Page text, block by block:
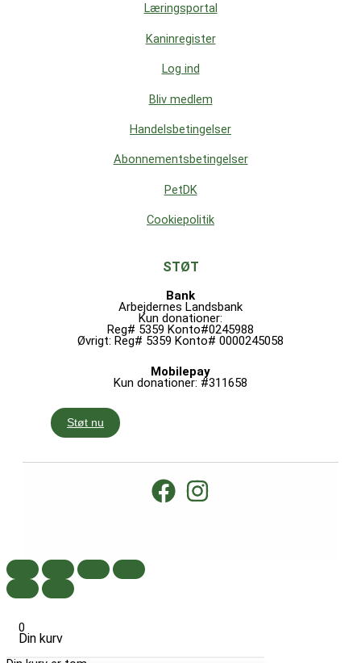
Læringsportal
Kaninregister
Log ind
Bliv medlem
Handelsbetingelser
Abonnementsbetingelser
PetDK
Cookiepolitik
STØT
Bank
Arbejdernes Landsbank
Kun donationer:
Reg# 5359 Konto#0245988
Øvrigt: Reg# 5359 Konto# 0000245058
Mobilepay
Kun donationer: #311658
Støt nu
0
Din kurv